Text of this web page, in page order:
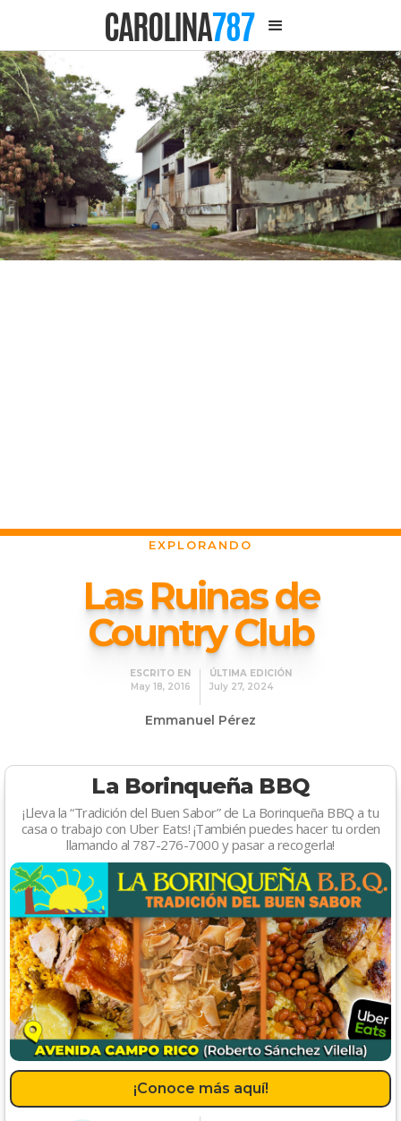
CAROLINA787
EXPLORANDO
Las Ruinas de
Country Club
ESCRITO EN
May 18, 2016
ÚLTIMA EDICIÓN
July 27, 2024
Emmanuel Pérez
La Borinqueña BBQ
¡Lleva la “Tradición del Buen Sabor” de La Borinqueña BBQ a tu
casa o trabajo con Uber Eats! ¡También puedes hacer tu orden
llamando al 787-276-7000 y pasar a recogerla!
¡Conoce más aquí!